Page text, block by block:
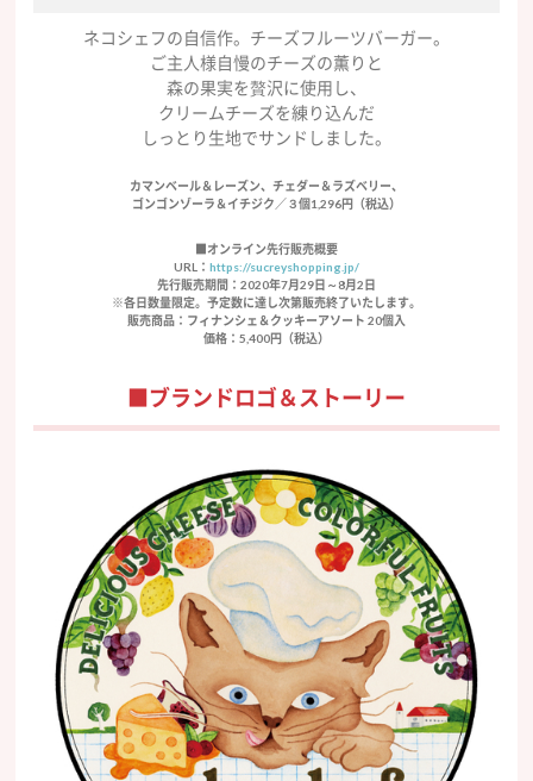
ネコシェフの自信作。チーズフルーツバーガー。
ご主人様自慢のチーズの薫りと
森の果実を贅沢に使用し、
クリームチーズを練り込んだ
しっとり生地でサンドしました。
カマンベール＆レーズン、チェダー＆ラズベリー、
ゴンゴンゾーラ＆イチジク／３個1,296円（税込）
■オンライン先行販売概要
URL： https://sucreyshopping.jp/
先行販売期間：2020年7月29日～8月2日
※各日数量限定。予定数に達し次第販売終了いたします。
販売商品：フィナンシェ＆クッキーアソート 20個入
価格：5,400円（税込）
■ブランドロゴ＆ストーリー